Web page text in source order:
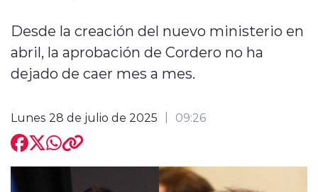
Regiones al Aire
Entrevistas
Desde la creación del nuevo ministerio en
abril, la aprobación de Cordero no ha
dejado de caer mes a mes.
Lunes 28 de julio de 2025 09:26